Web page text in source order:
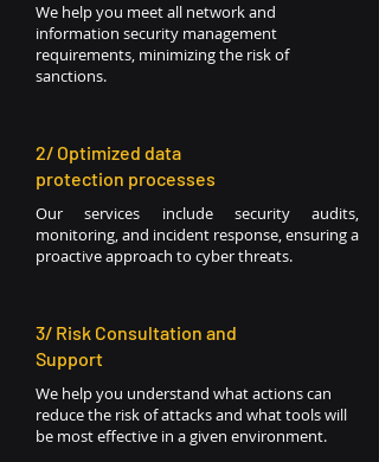
We help you meet all network and
information security management
requirements, minimizing the risk of
sanctions.
2/ Optimized data
protection processes
Our services include security audits,
monitoring, and incident response, ensuring a
proactive approach to cyber threats.
3/ Risk Consultation and
Support
We help you understand what actions can
reduce the risk of attacks and what tools will
be most effective in a given environment.